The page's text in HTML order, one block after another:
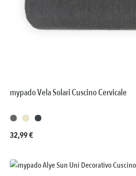
mypado Vela Solari Cuscino Cervicale
Prezzo normale:
32,99 €